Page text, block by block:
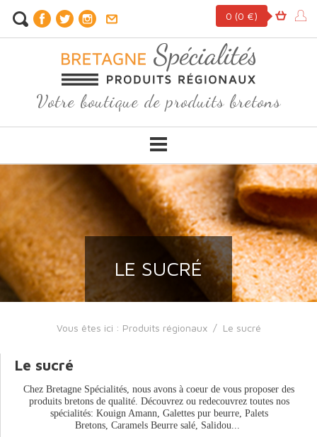
Votre boutique de produits bretons
0 (0 €)
LE SUCRÉ
Vous êtes ici : Produits régionaux/ Le sucré
Le sucré
Chez Bretagne Spécialités, nous avons à coeur de vous proposer des
produits bretons de qualité. Découvrez ou redecouvrez toutes nos
spécialités: Kouign Amann, Galettes pur beurre, Palets
Bretons, Caramels Beurre salé, Salidou...